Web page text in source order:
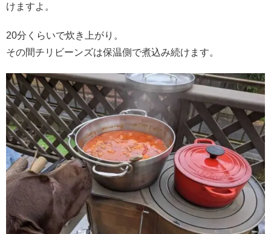
けますよ。
20分くらいで炊き上がり。
その間チリビーンズは保温側で煮込み続けます。